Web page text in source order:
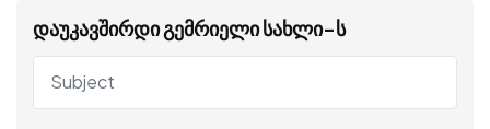
დაუკავშირდი გემრიელი სახლი-ს